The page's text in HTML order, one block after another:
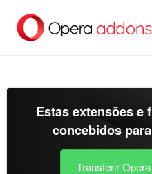
para
Estas extensões e
concebidos
Transferir Opera